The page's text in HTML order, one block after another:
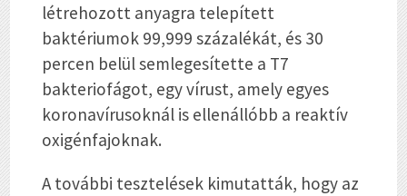
létrehozott anyagra telepített
baktériumok 99,999 százalékát, és 30
percen belül semlegesítette a T7
bakteriofágot, egy vírust, amely egyes
koronavírusoknál is ellenállóbb a reaktív
oxigénfajoknak.
A további tesztelések kimutatták, hogy az